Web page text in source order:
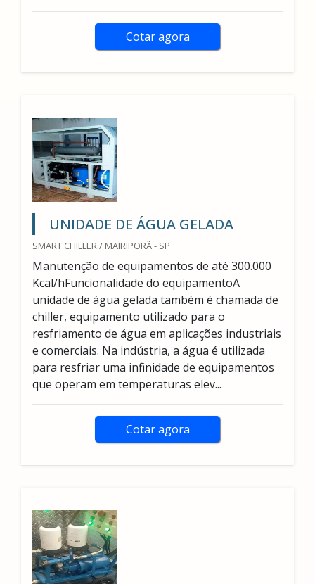
Cotar agora
UNIDADE DE ÁGUA GELADA
SMART CHILLER / MAIRIPORÃ - SP
Manutenção de equipamentos de até 300.000
Kcal/hFuncionalidade do equipamentoA
unidade de água gelada também é chamada de
chiller, equipamento utilizado para o
resfriamento de água em aplicações industriais
e comerciais. Na indústria, a água é utilizada
para resfriar uma infinidade de equipamentos
que operam em temperaturas elev...
Cotar agora